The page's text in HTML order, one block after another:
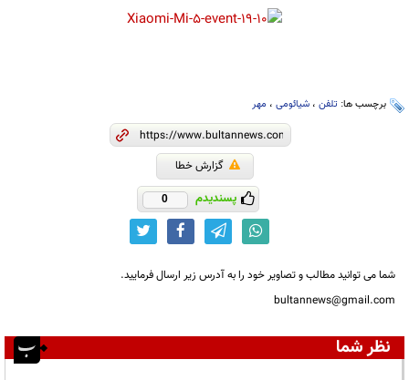
برچسب ها: تلفن ، شیائومی ، مهر
گزارش خطا
پسندیدم 0
شما می توانید مطالب و تصاویر خود را به آدرس زیر ارسال فرمایید.
bultannews@gmail.com
نظر شما